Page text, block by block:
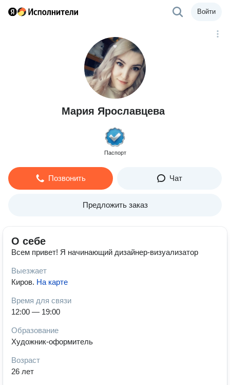
Войти
Мария Ярославцева
Паспорт
Позвонить Чат
Предложить заказ
О себе
Всем привет! Я начинающий дизайнер-визуализатор
Выезжает
Киров. На карте
Время для связи
12:00 — 19:00
Образование
Художник-оформитель
Возраст
26 лет